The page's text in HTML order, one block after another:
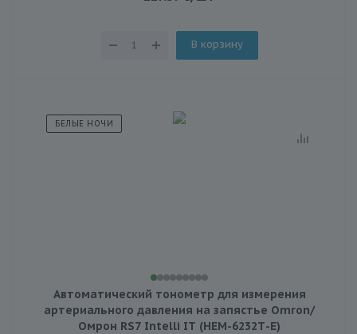
В корзину
БЕЛЫЕ НОЧИ
Автоматический тонометр для измерения
артериального давления на запястье Omron/
Омрон RS7 Intelli IT (HEM-6232Т-E)